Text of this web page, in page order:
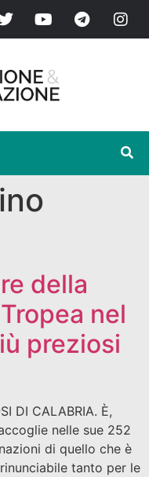
della
nel
preziosi
DI CALABRIA. È,
nelle sue 252
di quello che è
tanto per le